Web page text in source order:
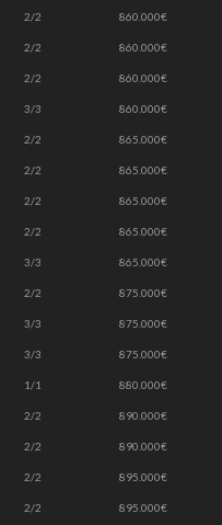
2/2 860.000€
2/2 860.000€
2/2 860.000€
3/3 860.000€
2/2 865.000€
2/2 865.000€
2/2 865.000€
2/2 865.000€
3/3 865.000€
2/2 875.000€
3/3 875.000€
3/3 875.000€
1/1 880.000€
2/2 890.000€
2/2 890.000€
2/2 895.000€
2/2 895.000€